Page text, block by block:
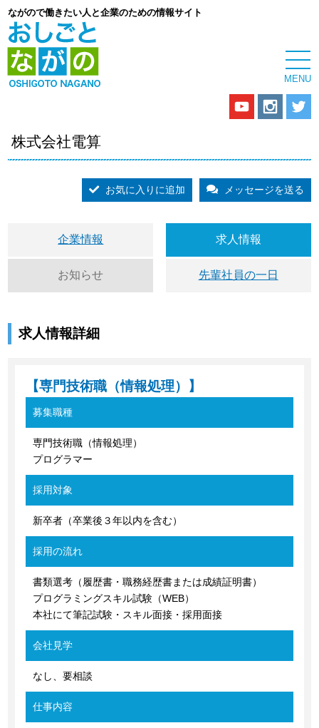
ながので働きたい人と企業のための情報サイト
株式会社電算
お気に入りに追加 メッセージを送る
企業情報 求人情報
お知らせ 先輩社員の一日
求人情報詳細
【専門技術職（情報処理）】
募集職種
専門技術職（情報処理）
プログラマー
採用対象
新卒者（卒業後３年以内を含む）
採用の流れ
書類選考（履歴書・職務経歴書または成績証明書）
プログラミングスキル試験（WEB）
本社にて筆記試験・スキル面接・採用面接
会社見学
なし、要相談
仕事内容